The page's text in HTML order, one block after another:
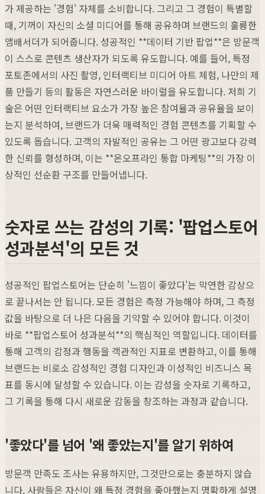
가 제공하는 '경험' 자체를 소비합니다. 그리고 그 경험이 특별할
때, 기꺼이 자신의 소셜 미디어를 통해 공유하며 브랜드의 훌륭한
앰배서더가 되어줍니다. 성공적인 **데이터 기반 팝업**은 방문객
이 스스로 콘텐츠 생산자가 되도록 유도합니다. 예를 들어, 특정
포토존에서의 사진 촬영, 인터랙티브 미디어 아트 체험, 나만의 제
품 만들기 등의 활동은 자연스러운 바이럴을 유도합니다. 저희 기
술은 어떤 인터랙티브 요소가 가장 높은 참여율과 공유율을 보이
는지 분석하여, 브랜드가 더욱 매력적인 경험 콘텐츠를 기획할 수
있도록 돕습니다. 고객의 자발적인 공유는 그 어떤 광고보다 강력
한 신뢰를 형성하며, 이는 **온오프라인 통합 마케팅**의 가장 이
상적인 선순환 구조를 만들어냅니다.
숫자로 쓰는 감성의 기록: '팝업스토어
성과분석'의 모든 것
성공적인 팝업스토어는 단순히 '느낌이 좋았다'는 막연한 감상으
로 끝나서는 안 됩니다. 모든 경험은 측정 가능해야 하며, 그 측정
값을 바탕으로 더 나은 다음을 기약할 수 있어야 합니다. 이것이
바로 **팝업스토어 성과분석**의 핵심적인 역할입니다. 데이터를
통해 고객의 감정과 행동을 객관적인 지표로 변환하고, 이를 통해
브랜드는 비로소 감성적인 경험 디자인과 이성적인 비즈니스 목
표를 동시에 달성할 수 있습니다. 이는 감성을 숫자로 기록하고,
그 기록을 통해 다시 새로운 감동을 창조하는 과정과 같습니다.
'좋았다'를 넘어 '왜 좋았는지'를 알기 위하여
방문객 만족도 조사는 유용하지만, 그것만으로는 충분하지 않습
니다. 사람들은 자신이 왜 특정 경험을 좋아했는지 명확하게 설명